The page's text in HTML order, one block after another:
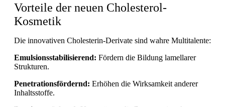
Vorteile der neuen Cholesterol-
Kosmetik
Die innovativen Cholesterin-Derivate sind wahre Multitalente:
Emulsionsstabilisierend: Fördern die Bildung lamellarer
Strukturen.
Penetrationsfördernd: Erhöhen die Wirksamkeit anderer
Inhaltsstoffe.